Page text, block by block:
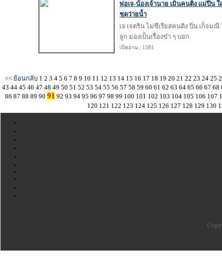
พ่อเจ-น้องเจ้านาย เมินคนติง แม่ปิ่น
ชุดว่ายน้ำ
เจ เจตริน ไม่ซีเรียสคนติง ปิ่น เก็จม
ลูก มองเป็นเรื่องขำ ๆ บอก
เปิดอ่าน : 1581
<< ย้อนกลับ 1 2 3 4 5 6 7 8 9 10 11 12 13 14 15 16 17 18 19 20 21 22 23 24 25
43 44 45 46 47 48 49 50 51 52 53 54 55 56 57 58 59 60 61 62 63 64 65 66 67 68
86 87 88 89 90 91 92 93 94 95 96 97 98 99 100 101 102 103 104 105 106 107
120 121 122 123 124 125 126 127 128 129 130